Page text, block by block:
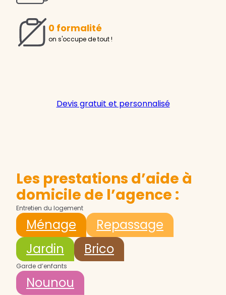
0 formalité
on s'occupe de tout !
Devis gratuit et personnalisé
Les prestations d’aide à
domicile de l’agence :
Entretien du logement
Ménage
Repassage
Jardin
Brico
Garde d’enfants
Nounou